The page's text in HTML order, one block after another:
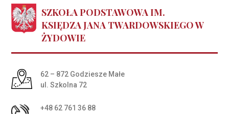
SZKOŁA PODSTAWOWA IM.
KSIĘDZA JANA TWARDOWSKIEGO W
ŻYDOWIE
Adres pocztowy:
62 – 872 Godziesze Małe
ul. Szkolna 72
+48 62 761 36 88